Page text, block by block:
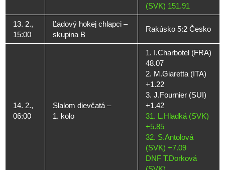
(SVK) 151.91
13. 2.,
15:00
Ľadový hokej chlapci –
skupina B
Rakúsko 5:2 Česko
14. 2.,
06:00
Slalom dievčatá –
1. kolo
1. I.Charbotel (FRA)
48.07
2. M.Giaretta (ITA)
+1.22
3. J.Fournier (SUI)
+1.42
31. L.Hladká (SVK)
+5.85
32. S.Antolová
(SVK) +7.09
DNF T.Dorková